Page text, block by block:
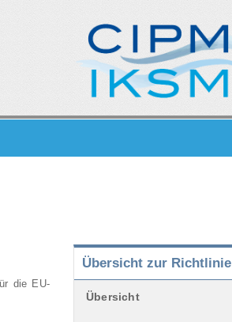
die EU-
Übersicht zur Richtlinie
Übersicht